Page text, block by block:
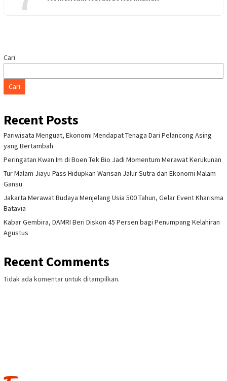
Cari
Cari
Recent Posts
Pariwisata Menguat, Ekonomi Mendapat Tenaga Dari Pelancong Asing
yang Bertambah
Peringatan Kwan Im di Boen Tek Bio Jadi Momentum Merawat Kerukunan
Tur Malam Jiayu Pass Hidupkan Warisan Jalur Sutra dan Ekonomi Malam
Gansu
Jakarta Merawat Budaya Menjelang Usia 500 Tahun, Gelar Event Kharisma
Batavia
Kabar Gembira, DAMRI Beri Diskon 45 Persen bagi Penumpang Kelahiran
Agustus
Recent Comments
Tidak ada komentar untuk ditampilkan.